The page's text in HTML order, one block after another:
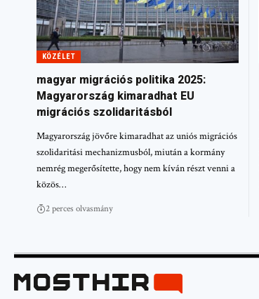
KÖZÉLET
magyar migrációs politika 2025:
Magyarország kimaradhat EU
migrációs szolidaritásból
Magyarország jövőre kimaradhat az uniós migrációs
szolidaritási mechanizmusból, miután a kormány
nemrég megerősítette, hogy nem kíván részt venni a
közös…
2 perces olvasmány